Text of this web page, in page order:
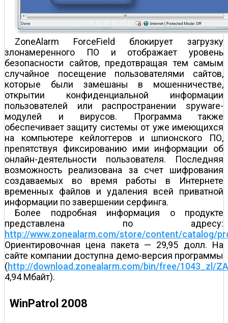
ZoneAlarm ForceField блокирует загрузку
злонамеренного ПО и отображает уровень
безопасности сайтов, предотвращая тем самым
случайное посещение пользователями сайтов,
которые были замешаны в мошенничестве,
открытии конфиденциальной информации
пользователей или распространении spyware-
модулей и вирусов. Программа также
обеспечивает защиту системы от уже имеющихся
на компьютере кейлоггеров и шпионского ПО,
препятствуя фиксированию ими информации об
онлайн-деятельности пользователя. Последняя
возможность реализована за счет шифрования
создаваемых во время работы в Интернете
временных файлов и удаления всей приватной
информации по завершении серфинга.
Более подробная информация о продукте
представлена по адресу:
http://www.zonealarm.com/store/content/catalog/
Ориентировочная цена пакета — 29,95 долл. На
сайте компании доступна демо-версия программы
(http://download.zonealarm.com/bin/free/1043_zl/
4,94 Мбайт).
WinPatrol 2008